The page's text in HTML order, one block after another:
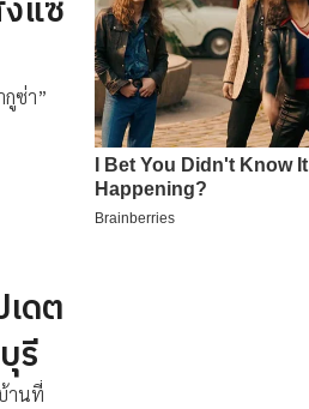
แซ่
ซ่า”
ดต
รี
านที่